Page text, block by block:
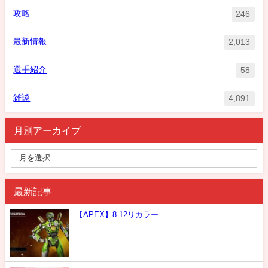
攻略 246
最新情報 2,013
選手紹介 58
雑談 4,891
月別アーカイブ
最新記事
【APEX】8.12リカラー